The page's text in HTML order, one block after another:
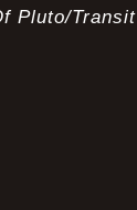
Pluto/Transit